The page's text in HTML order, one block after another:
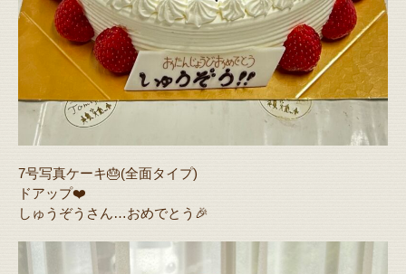
7号写真ケーキ🎂(全面タイプ)
ドアップ❤️
しゅうぞうさん…おめでとう🎉